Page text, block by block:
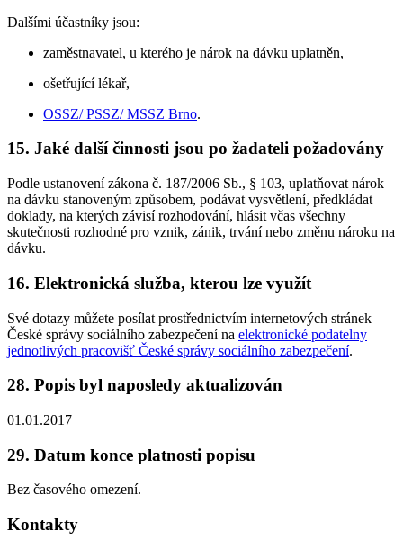
Dalšími účastníky jsou:
zaměstnavatel, u kterého je nárok na dávku uplatněn,
ošetřující lékař,
OSSZ/ PSSZ/ MSSZ Brno.
15. Jaké další činnosti jsou po žadateli požadovány
Podle ustanovení zákona č. 187/2006 Sb., § 103, uplatňovat nárok
na dávku stanoveným způsobem, podávat vysvětlení, předkládat
doklady, na kterých závisí rozhodování, hlásit včas všechny
skutečnosti rozhodné pro vznik, zánik, trvání nebo změnu nároku na
dávku.
16. Elektronická služba, kterou lze využít
Své dotazy můžete posílat prostřednictvím internetových stránek
České správy sociálního zabezpečení na elektronické podatelny
jednotlivých pracovišť České správy sociálního zabezpečení.
28. Popis byl naposledy aktualizován
01.01.2017
29. Datum konce platnosti popisu
Bez časového omezení.
Kontakty